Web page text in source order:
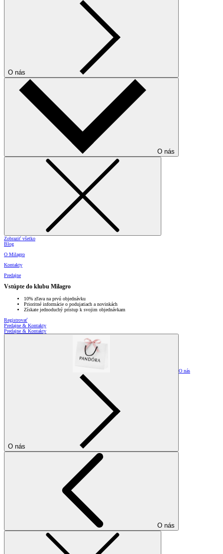
O nás
O nás
Zobraziť všetko
Blog
O Milagro
Kontakty
Predajne
Vstúpte do klubu Milagro
10% zľava na prvú objednávku
Prioritné informácie o podujatiach a novinkách
Získate jednoduchý prístup k svojim objednávkam
Registrovať
Predajne & Kontakty
Predajne & Kontakty
O nás
O nás
O nás